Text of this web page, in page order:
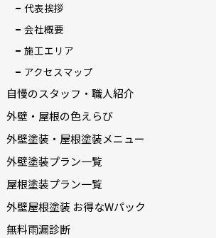
代表挨拶
会社概要
施工エリア
アクセスマップ
自慢のスタッフ・職人紹介
外壁・屋根の色えらび
外壁塗装・屋根塗装メニュー
外壁塗装プラン一覧
屋根塗装プラン一覧
外壁屋根塗装 お得なWパック
無料雨漏診断